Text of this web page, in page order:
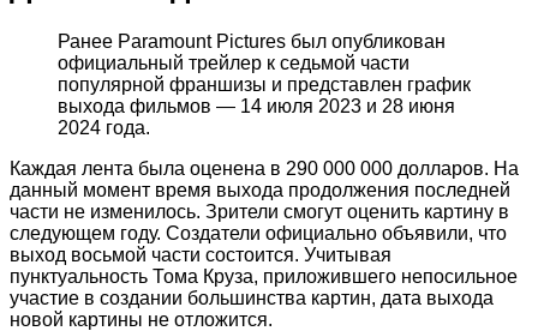
Ранее Paramount Pictures был опубликован
официальный трейлер к седьмой части
популярной франшизы и представлен график
выхода фильмов — 14 июля 2023 и 28 июня
2024 года.
Каждая лента была оценена в 290 000 000 долларов. На
данный момент время выхода продолжения последней
части не изменилось. Зрители смогут оценить картину в
следующем году. Создатели официально объявили, что
выход восьмой части состоится. Учитывая
пунктуальность Тома Круза, приложившего непосильное
участие в создании большинства картин, дата выхода
новой картины не отложится.